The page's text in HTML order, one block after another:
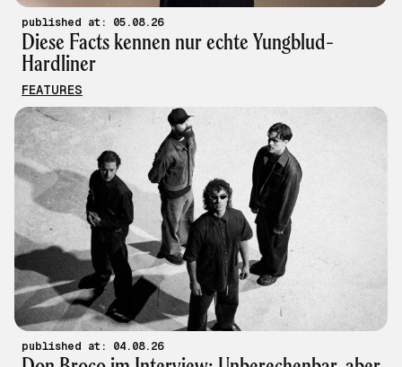
published at: 05.08.26
Diese Facts kennen nur echte Yungblud-
Hardliner
FEATURES
published at: 04.08.26